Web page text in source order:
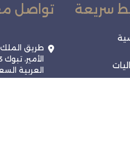
سريعة تواصل
طريق الملك
العربية